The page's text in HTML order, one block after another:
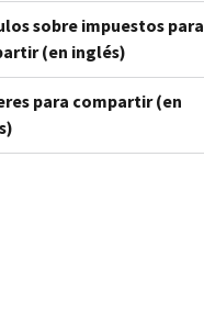
sobre impuestos para
(en inglés)
para compartir (en